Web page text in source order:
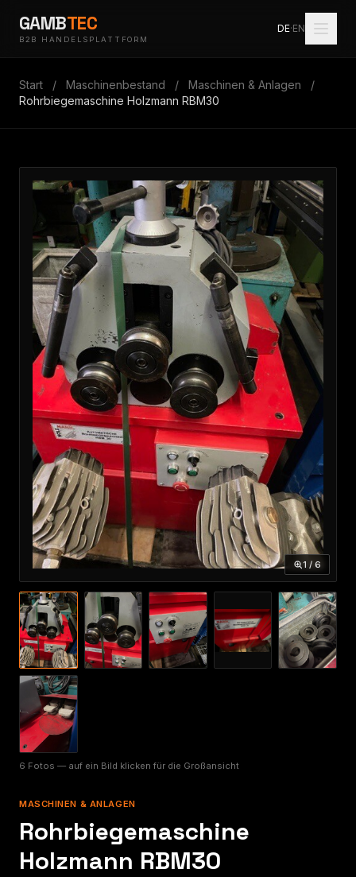
GAMBTEC
B2B HANDELSPLATTFORM
DE·EN
Start / Maschinenbestand / Maschinen & Anlagen
/
Rohrbiegemaschine Holzmann RBM30
1 / 6
6 Fotos — auf ein Bild klicken für die Großansicht
MASCHINEN & ANLAGEN
Rohrbiegemaschine
Holzmann RBM30